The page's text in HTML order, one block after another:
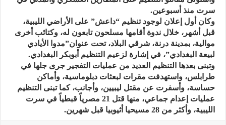
سرت منذ أسبوعين.
وكان أول إعلان لوجود تنظيم “داعش” على الأراضي الليبية،
قبل أشهر، خلال ندوة أقامها مسلحون تابعون له، وكتائب أخرى
موالية، بمدينة درنة، شرقي البلاد، تحت عنوان”مدوا الأيادي
لبيعة البغدادي”، في إشارة لزعيم التنظيم أبوبكر البغدادي.
وتبنى بعدها التنظيم العديد من عمليات التفجير جرى جلها في
طرابلس، واستهدفت مقرات لبعثات دبلوماسية، وأماكن
حساسة، وأسفرت عن مقتل ليبيين، وأجانب، كما تبنى التنظيم
عمليات إعدام جماعي، منها قتل 21 مصرياً قبطياً في سرت
الليبية، وأكثر من 28 مسيحيا أثيوبيا قبل شهرين.